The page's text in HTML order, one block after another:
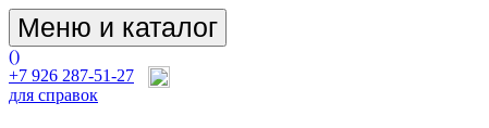
Меню и каталог
()
+7 926 287-51-27
для справок